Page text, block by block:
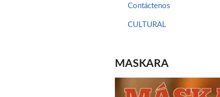
Contáctenos
CULTURAL
MASKARA